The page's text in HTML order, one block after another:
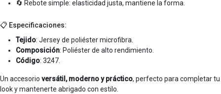
🔄 Rebote simple: elasticidad justa, mantiene la forma.
📋 Especificaciones:
Tejido: Jersey de poliéster microfibra.
Composición: Poliéster de alto rendimiento.
Código: 3247.
Un accesorio versátil, moderno y práctico, perfecto para completar tu
look y mantenerte abrigado con estilo.